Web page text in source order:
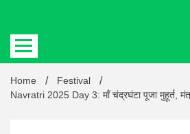
Home
Festival
Navratri 2025 Day 3: माँ चंद्रघंटा पूजा मुहूर्त,